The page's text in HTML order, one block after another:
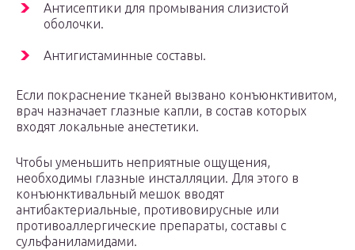
Антисептики для промывания слизистой
оболочки.
Антигистаминные составы.
Если покраснение тканей вызвано конъюнктивитом,
врач назначает глазные капли, в состав которых
входят локальные анестетики.
Чтобы уменьшить неприятные ощущения,
необходимы глазные инсталляции. Для этого в
конъюнктивальный мешок вводят
антибактериальные, противовирусные или
противоаллергические препараты, составы с
сульфаниламидами.